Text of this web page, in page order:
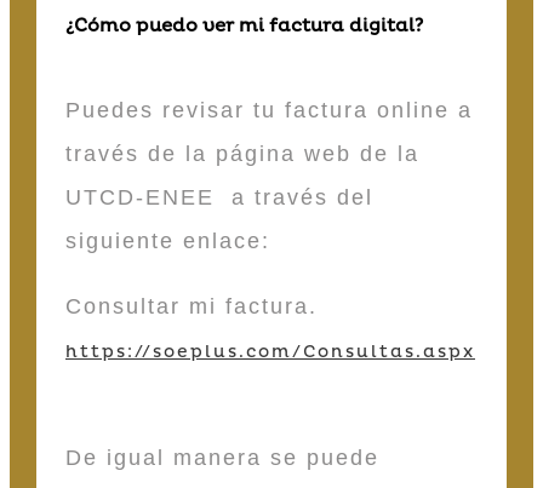
¿Cómo puedo ver mi factura digital?
Puedes revisar tu factura online a
través de la página web de la
UTCD-ENEE a través del
siguiente enlace:
Consultar mi factura.
https://soeplus.com/Consultas.aspx
De igual manera se puede